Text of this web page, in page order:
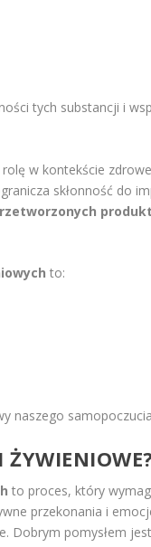
tych substancji i
w kontekście
skłonność do
to:
naszego
to proces, który
przekonania i
Dobrym pomysłem